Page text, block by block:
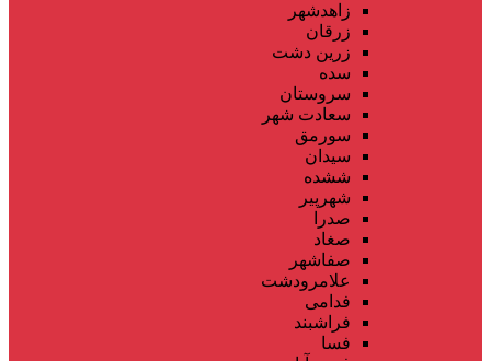
زاهدشهر
زرقان
زرین دشت
سده
سروستان
سعادت شهر
سورمق
سیدان
ششده
شهرپیر
صدرا
صغاد
صفاشهر
علامرودشت
فدامی
فراشبند
فسا